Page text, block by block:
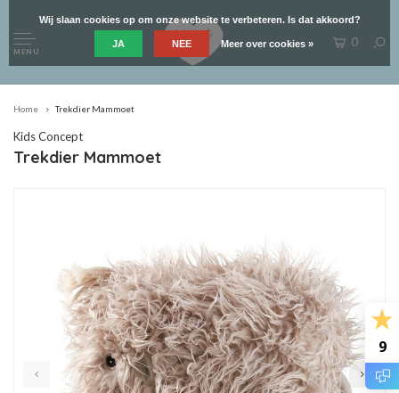
9
MENU
0
Home Trekdier Mammoet
Kids Concept
Trekdier Mammoet
Wij slaan cookies op om onze website te verbeteren. Is dat akkoord?
JA NEE Meer over cookies »